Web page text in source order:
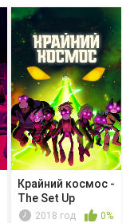
Крайний космос -
The Set Up
2018 год 0%